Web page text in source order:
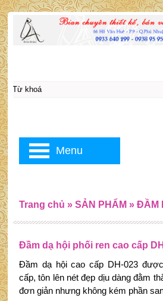
Đầm dạ hội phối ren cao cấp
Đầm dạ hội cao cấp DH-023
cấp, tôn lên nét đẹp dịu dàng đằm
đơn giản nhưng không kém phần
Trang chủ » SẢN PHẨM » ĐẦM
Menu